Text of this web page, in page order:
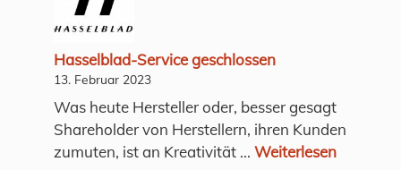
Hasselblad-Service geschlossen
13. Februar 2023
Was heute Hersteller oder, besser gesagt
Shareholder von Herstellern, ihren Kunden
zumuten, ist an Kreativität ... Weiterlesen